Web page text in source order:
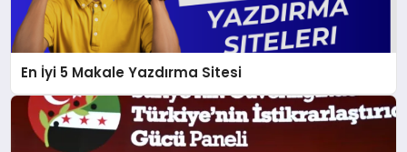
En İyi 5 Makale Yazdırma Sitesi